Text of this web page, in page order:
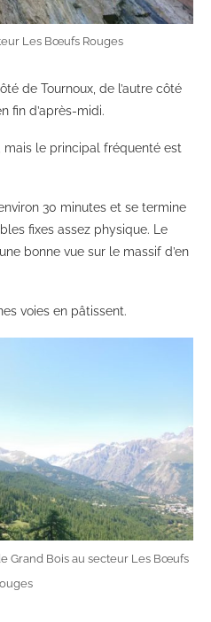
Les Bœufs Rouges
de Tournoux, de l’autre côté
fin d’après-midi.
mais le principal fréquenté est
30 minutes et se termine
fixes assez physique. Le
bonne vue sur le massif d’en
voies en pâtissent.
Grand Bois au secteur Les Bœufs